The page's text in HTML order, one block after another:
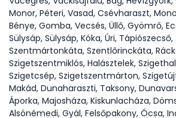
Monor, Péteri, Vasad, Csévharaszt,
Bénye, Gomba, Vecsés, Üllő, Gyömrő,
Sülysáp, Sülysáp, Kóka, Úri,
Szentmártonkáta, Szentlőrinckáta,
Szigetszentmiklós, Halásztelek,
Szigetcsép, Szigetszentmárton,
Makád, Dunaharaszti, Taksony,
Áporka, Majosháza, Kiskunlacháza,
Alsónémedi, Gyál, Felsőpakony, Ócsa,